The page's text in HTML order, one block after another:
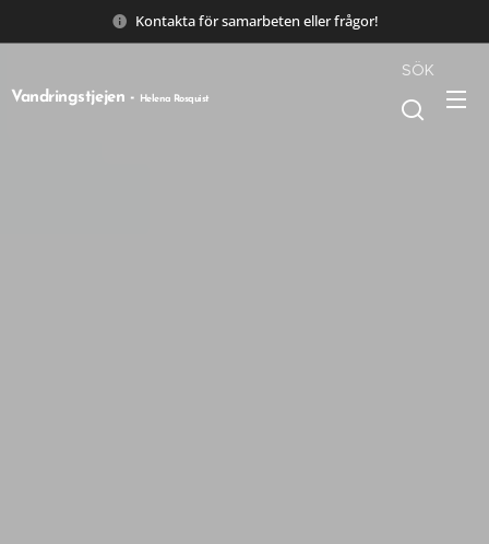
Kontakta för samarbeten eller frågor!
Vandringstjejen - Helena Rosquist
SÖK